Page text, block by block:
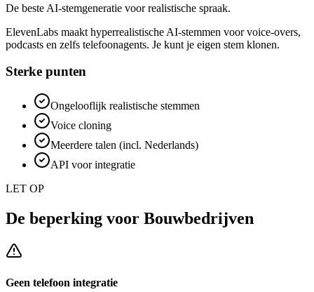
De beste AI-stemgeneratie voor realistische spraak.
ElevenLabs maakt hyperrealistische AI-stemmen voor voice-overs,
podcasts en zelfs telefoonagents. Je kunt je eigen stem klonen.
Sterke punten
Ongelooflijk realistische stemmen
Voice cloning
Meerdere talen (incl. Nederlands)
API voor integratie
LET OP
De beperking voor Bouwbedrijven
Geen telefoon integratie